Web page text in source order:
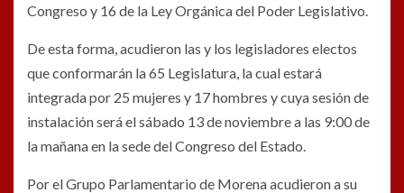
Congreso y 16 de la Ley Orgánica del Poder Legislativo.
De esta forma, acudieron las y los legisladores electos
que conformarán la 65 Legislatura, la cual estará
integrada por 25 mujeres y 17 hombres y cuya sesión de
instalación será el sábado 13 de noviembre a las 9:00 de
la mañana en la sede del Congreso del Estado.
Por el Grupo Parlamentario de Morena acudieron a su